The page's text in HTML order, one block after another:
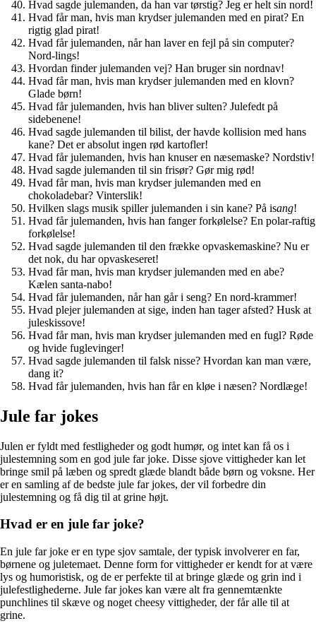
Hvad sagde julemanden, da han var tørstig? Jeg er helt sin nord!
Hvad får man, hvis man krydser julemanden med en pirat? En
rigtig glad pirat!
Hvad får julemanden, når han laver en fejl på sin computer?
Nord-lings!
Hvordan finder julemanden vej? Han bruger sin nordnav!
Hvad får man, hvis man krydser julemanden med en klovn?
Glade børn!
Hvad får julemanden, hvis han bliver sulten? Julefedt på
sidebenene!
Hvad sagde julemanden til bilist, der havde kollision med hans
kane? Det er absolut ingen rød kartofler!
Hvad får julemanden, hvis han knuser en næsemaske? Nordstiv!
Hvad sagde julemanden til sin frisør? Gør mig rød!
Hvad får man, hvis man krydser julemanden med en
chokoladebar? Vinterslik!
Hvilken slags musik spiller julemanden i sin kane? På isang!
Hvad får julemanden, hvis han fanger forkølelse? En polar-raftig
forkølelse!
Hvad sagde julemanden til den frække opvaskemaskine? Nu er
det nok, du har opvaskeseret!
Hvad får man, hvis man krydser julemanden med en abe?
Kælen santa-nabo!
Hvad får julemanden, når han går i seng? En nord-krammer!
Hvad plejer julemanden at sige, inden han tager afsted? Husk at
juleskissove!
Hvad får man, hvis man krydser julemanden med en fugl? Røde
og hvide fuglevinger!
Hvad sagde julemanden til falsk nisse? Hvordan kan man være,
dang it?
Hvad får julemanden, hvis han får en kløe i næsen? Nordlæge!
Jule far jokes
Julen er fyldt med festligheder og godt humør, og intet kan få os i
julestemning som en god jule far joke. Disse sjove vittigheder kan let
bringe smil på læben og spredt glæde blandt både børn og voksne. Her
er en samling af de bedste jule far jokes, der vil forbedre din
julestemning og få dig til at grine højt.
Hvad er en jule far joke?
En jule far joke er en type sjov samtale, der typisk involverer en far,
børnene og juletemaet. Denne form for vittigheder er kendt for at være
lys og humoristisk, og de er perfekte til at bringe glæde og grin ind i
julefestlighederne. Jule far jokes kan være alt fra gennemtænkte
punchlines til skæve og noget cheesy vittigheder, der får alle til at
grine.